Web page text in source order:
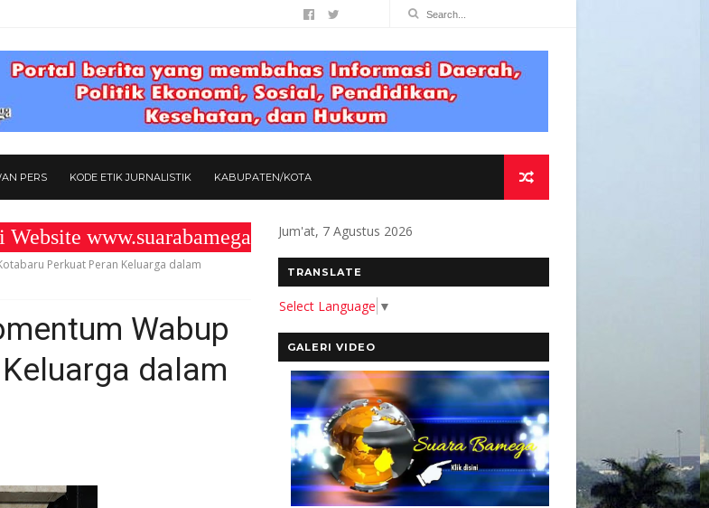
PERS KODE ETIK JURNALISTIK KABUPATEN/KOTA
www.suarabamega25.com " KOMITMEN KAMI MEMBANGUN MEDIA
Perkuat Peran Keluarga dalam
Wabup
dalam
Jum'at, 7 Agustus 2026
TRANSLATE
Select Language ▼
GALERI VIDEO